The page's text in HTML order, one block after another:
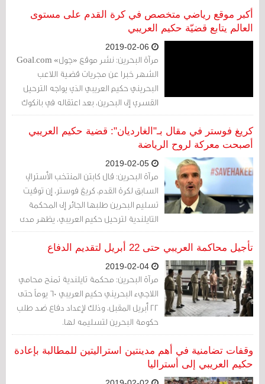
للنظر في قرار ترحيله إلى البحرين.
أكبر موقع رياضي متخصص في كرة القدم على مستوى
العالم يتابع قضيّة حكيم العريبي
مرآة البحرين: نشر موقع «جول» Goal.com
الشهر خبرا عن مجريات قضية اللاعب
البحريني حكيم العريبي الذي يواجه الترحيل
القسري إلى البحرين، بعد اعتقاله في بانكوك
نهاية نوفمبر/تشرين الثاني 2018.
كريغ فوستر في مقال بـ"الغارديان": قضية حكيم العريبي
أصبحت معركة لروح الرياضة
مرآة البحرين: قال كابتن المنتخب الأسترالي
السابق لكرة القدم، كريغ فوستر، إن توقيت
تسليم البحرين طلبها الجائر إلى المحكمة
التايلندية لترحيل حكيم العريبي، يظهر مدى
الاستخفاف الذي تتعامل به مع الرياضة
الدولية، في سخريتها من العدالة.تأجيل محاكمة العريبي حتى 22 أبريل لتقديم الدفاع
مرآة البحرين: محكمة تايلندية تمنح محامي
اللاجيء البحريني حكيم العريبي 60 يوماً حتى
22 أبريل المقبل، وذلك لإعداد دفاع ضد طلب
حكومة البحرين لتسليمه لها.
وقفات تضامنية في أهم مدينتين استراليتين للمطالبة بإعادة
حكيم العريبي إلى أستراليا